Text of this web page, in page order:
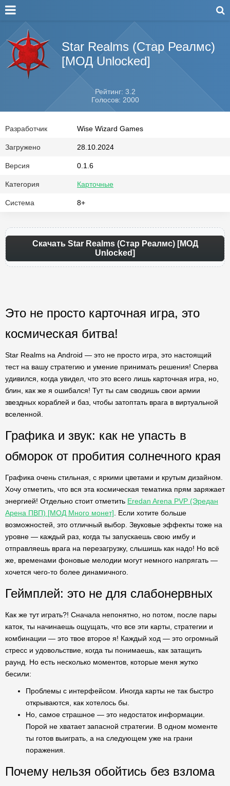
Star Realms (Стар Реалмс)
[МОД Unlocked]
Рейтинг: 3.2
Голосов: 2000
Разработчик Wise Wizard Games
Загружено 28.10.2024
Версия 0.1.6
Категория Карточные
Система 8+
Скачать Star Realms (Стар Реалмс) [МОД
Unlocked]
Это не просто карточная игра, это
космическая битва!
Star Realms на Android — это не просто игра, это настоящий
тест на вашу стратегию и умение принимать решения! Сперва
удивился, когда увидел, что это всего лишь карточная игра, но,
блин, как же я ошибался! Тут ты сам сводишь свои армии
звездных кораблей и баз, чтобы затоптать врага в виртуальной
вселенной.
Графика и звук: как не упасть в
обморок от пробития солнечного края
Графика очень стильная, с яркими цветами и крутым дизайном.
Хочу отметить, что вся эта космическая тематика прям заряжает
энергией! Отдельно стоит отметить Eredan Arena PVP (Эредан
Арена ПВП) [МОД Много монет] . Если хотите больше
возможностей, это отличный выбор. Звуковые эффекты тоже на
уровне — каждый раз, когда ты запускаешь свою имбу и
отправляешь врага на перезагрузку, слышишь как надо! Но всё
же, временами фоновые мелодии могут немного напрягать —
хочется чего-то более динамичного.
Геймплей: это не для слабонервных
Как же тут играть?! Сначала непонятно, но потом, после пары
каток, ты начинаешь ощущать, что все эти карты, стратегии и
комбинации — это твое второе я! Каждый ход — это огромный
стресс и удовольствие, когда ты понимаешь, как затащить
раунд. Но есть несколько моментов, которые меня жутко
бесили:
Проблемы с интерфейсом. Иногда карты не так быстро
открываются, как хотелось бы.
Но, самое страшное — это недостаток информации.
Порой не хватает запасной стратегии. В одном моменте
ты готов выиграть, а на следующем уже на грани
поражения.
Почему нельзя обойтись без взлома